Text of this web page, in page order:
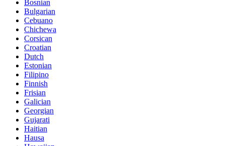
Bosnian
Bulgarian
Cebuano
Chichewa
Corsican
Croatian
Dutch
Estonian
Filipino
Finnish
Frisian
Galician
Georgian
Gujarati
Haitian
Hausa